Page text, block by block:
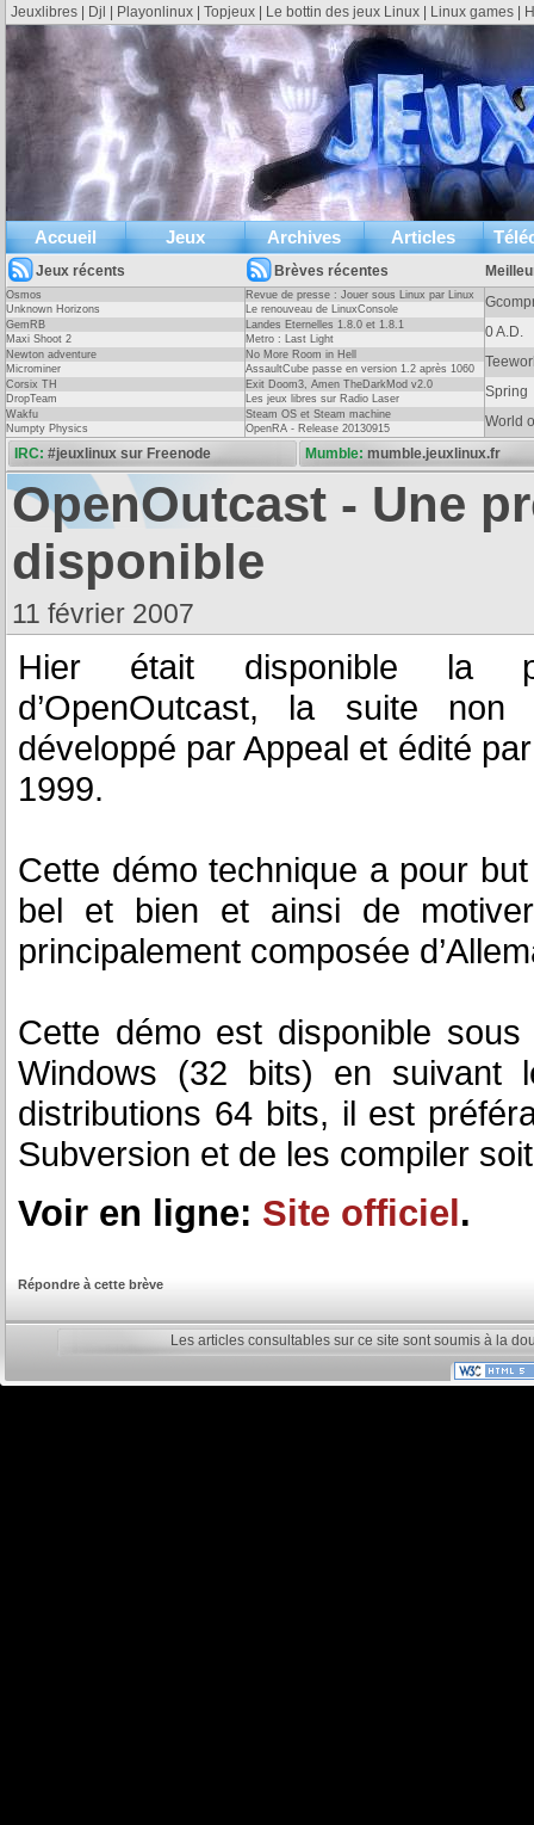
Accueil Jeux Archives Articles
Jeux récents Brèves récentes
Osmos
Unknown Horizons
GemRB
Maxi Shoot 2
Newton adventure
Microminer
Corsix TH
DropTeam
Wakfu
Numpty Physics
Revue de presse : Jouer sous Linux par Linux
Pratique Essentiel
Le renouveau de LinuxConsole
Landes Eternelles 1.8.0 et 1.8.1
Metro : Last Light
No More Room in Hell
AssaultCube passe en version 1.2 après 1060
jours !
Exit Doom3, Amen TheDarkMod v2.0
Les jeux libres sur Radio Laser
Steam OS et Steam machine
OpenRA - Release 20130915
0 A.D.
Spring
World
Open Transport Tycoon
Les jeux de gestion sont rares sous linux, trop rares au point qu'il n'existe même
pas de catégorie gestion sur jeuxlinux. Ce genre de jeu demande de la profondeur
et un sens du détail hors du commun.
( )
Le site «
en 2007
travail
IRC: #jeuxlinux sur Freenode Mumble: mumble.jeuxlinux.fr
Jeuxlibres Djl Playonlinux Topjeux Le bottin des jeux Linux Linux games
OpenOutcast - Une
disponible
11 février 2007
Hier était disponible la
d’OpenOutcast, la suite non
développé par Appeal et édité
1999.
Cette démo technique a pour
bel et bien et ainsi de
principalement composée
Cette démo est disponible
Windows (32 bits) en suivant
distributions 64 bits, il est
Subversion et de les compiler
Voir en ligne: Site officiel.
Répondre à cette brève
Les articles consultables sur ce site sont soumis à la